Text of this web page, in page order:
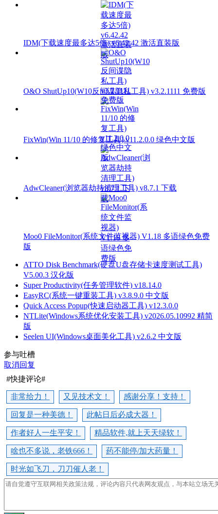
IDM(下载速度最多达5倍) v6.42.42 激活直装版
O&O ShutUp10(W10反间谍隐私工具) v3.2.1111 免费版
FixWin(Win 11/10 的修复工具) v11.2.0.0 绿色中文版
AdwCleaner(浏览器劫持清理工具) v8.7.1 下载
Moo0 FileMonitor(系统文件监视器) V1.18 多语绿色免费
版
ATTO Disk Benchmark(硬盘U盘存储卡速度测试工具)
V5.00.3 汉化版
Super Productivity(任务管理软件) v18.14.0
EasyRC(系统一键重装工具) v3.8.9.0 中文版
Quick Access Popup(快速启动器工具) v12.3.0.0
NTLite(Windows系统优化安装工具) v2026.05.10992 精简
版
Seelen UI(Windows桌面美化工具) v2.6.2 中文版
参与吐槽
取消回复
#快捷评论#
非常给力！ 又见技术文！ 感谢分享！支持！
回复是一种美德！ 此帖日后必成大器！
作者好人一生平安！ 精品软件,就上天天绿软！
啥也不多说，老铁666！ 药不能停/加大药量！
时光如飞刀，刀刀催人老！